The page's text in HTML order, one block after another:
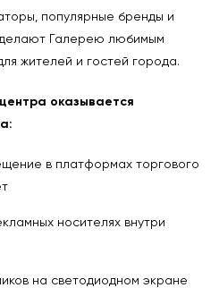
популярные бренды и
делают Галерею любимым
жителей и гостей города.
оказывается
в платформах торгового
носителях внутри
на светодиодном экране